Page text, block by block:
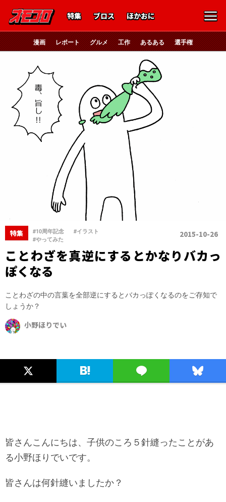
特集 ブロス ほかおに
漫画 レポート グルメ 工作 あるある 選手権
特集 #10周年記念 #イラスト
#やってみた
2015-10-26
ことわざを真逆にするとかなりバカっ
ぽくなる
ことわざの中の言葉を全部逆にするとバカっぽくなるのをご存知で
しょうか？
小野ほりでい
皆さんこんにちは、子供のころ５針縫ったことがあ
る小野ほりでいです。
皆さんは何針縫いましたか？